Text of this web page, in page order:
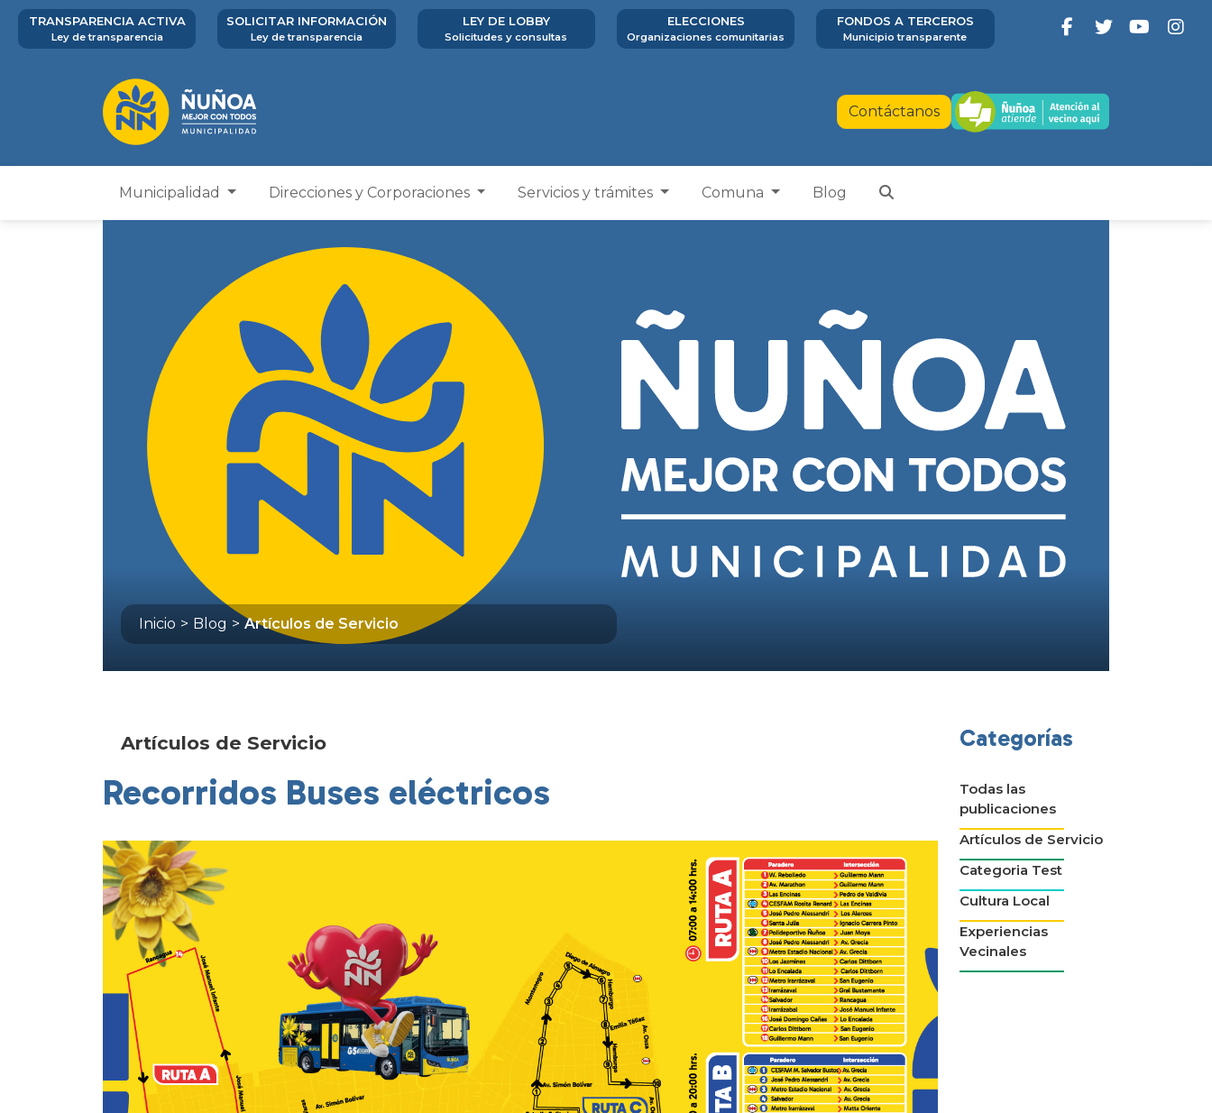
TRANSPARENCIA ACTIVA
Ley de transparencia
SOLICITAR INFORMACIÓN
Ley de transparencia
LEY DE LOBBY
Solicitudes y consultas
ELECCIONES
Organizaciones comunitarias
FONDOS A TERCEROS
Municipio transparente
Contáctanos
Municipalidad Direcciones y Corporaciones Servicios y trámites Comuna Blog
Inicio > Blog > Artículos de Servicio
Artículos de Servicio
Recorridos Buses eléctricos
Categorías
Todas las
publicaciones
Artículos de Servicio
Categoria Test
Cultura Local
Experiencias
Vecinales